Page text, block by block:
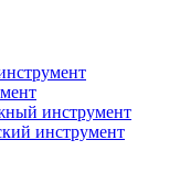
инструмент
инструмент